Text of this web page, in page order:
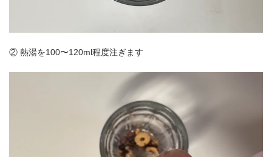
② 熱湯を100〜120ml程度注ぎます